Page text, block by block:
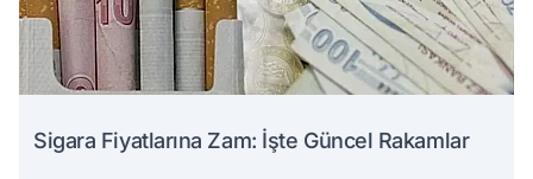
Sigara Fiyatlarına Zam: İşte Güncel Rakamlar